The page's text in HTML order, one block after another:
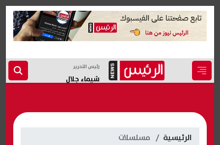
رئيس التحرير
شيماء جلال
الرئيسية مسلسلات